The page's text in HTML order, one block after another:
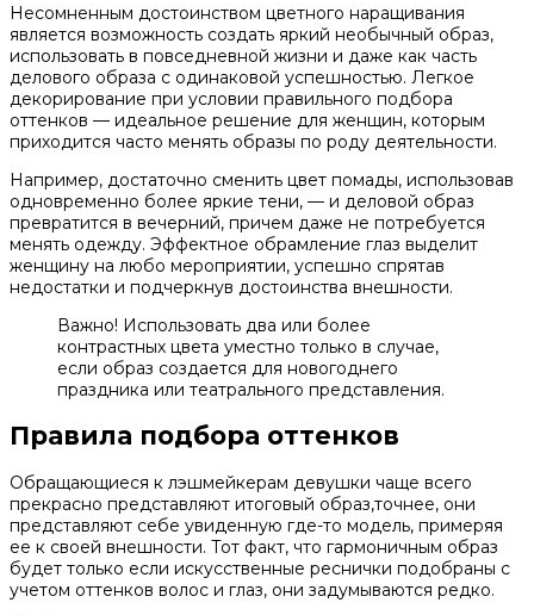
Несомненным достоинством цветного наращивания
является возможность создать яркий необычный образ,
использовать в повседневной жизни и даже как часть
делового образа с одинаковой успешностью. Легкое
декорирование при условии правильного подбора
оттенков — идеальное решение для женщин, которым
приходится часто менять образы по роду деятельности.
Например, достаточно сменить цвет помады, использовав
одновременно более яркие тени, — и деловой образ
превратится в вечерний, причем даже не потребуется
менять одежду. Эффектное обрамление глаз выделит
женщину на любо мероприятии, успешно спрятав
недостатки и подчеркнув достоинства внешности.
Важно! Использовать два или более
контрастных цвета уместно только в случае,
если образ создается для новогоднего
праздника или театрального представления.
Правила подбора оттенков
Обращающиеся к лэшмейкерам девушки чаще всего
прекрасно представляют итоговый образ,точнее, они
представляют себе увиденную где-то модель, примеряя
ее к своей внешности. Тот факт, что гармоничным образ
будет только если искусственные реснички подобраны с
учетом оттенков волос и глаз, они задумываются редко.